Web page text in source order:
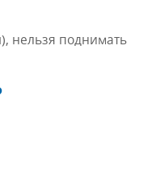
нельзя поднимать